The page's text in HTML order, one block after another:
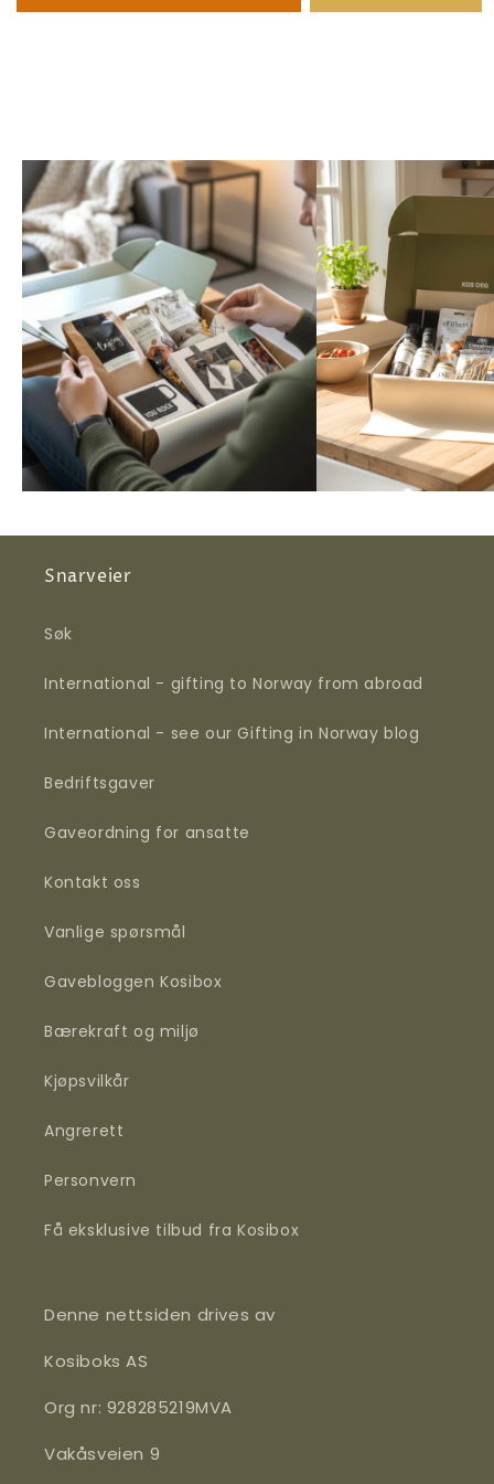
Snarveier
Søk
International - gifting to Norway from abroad
International - see our Gifting in Norway blog
Bedriftsgaver
Gaveordning for ansatte
Kontakt oss
Vanlige spørsmål
Gavebloggen Kosibox
Bærekraft og miljø
Kjøpsvilkår
Angrerett
Personvern
Få eksklusive tilbud fra Kosibox
Denne nettsiden drives av
Kosiboks AS
Org nr: 928285219MVA
Vakåsveien 9